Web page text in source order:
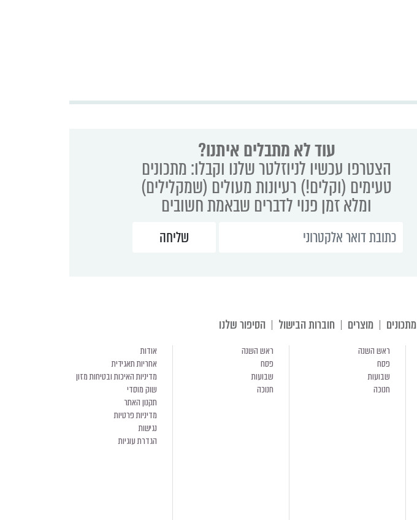
עוד לא מתבלים איתנו?
הצטרפו עכשיו לניוזלטר שלנו וקבלו: מתכונים
טעימים (וקלים!) רעיונות מעולים (שמקלילים)
ומלא זמן פנוי לדברים שבאמת חשובים
מתכונים מוצרים חוברות הבישול הסיפור שלנו
ראש השנה
פסח
שבועות
חנוכה
ראש השנה
פסח
שבועות
חנוכה
אודות
אחריות תאגידית
מדיניות האיכות ובטיחות מזון
שוק מוסדי
תקנון האתר
מדיניות פרטיות
נגישות
הגדרת עוגיות